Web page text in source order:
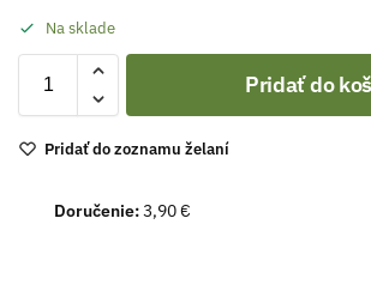
Na sklade
Pridať do
Pridať do zoznamu želaní
Doručenie:3,90 €